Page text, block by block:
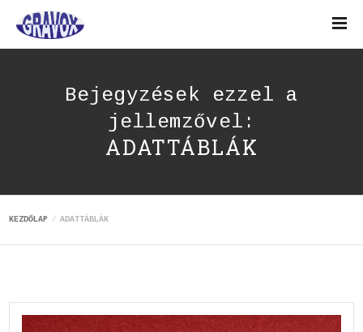
Bejegyzések ezzel a
jellemzővel:
ADATTÁBLÁK
KEZDŐLAP ADATTÁBLÁK